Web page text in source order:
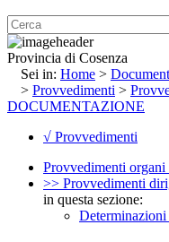
Provincia di Cosenza
Sei in: Home >
> Provvedimenti >
DOCUMENTAZIONE
√ Provvedimenti
Provvedimenti
>> Provvedimenti
in questa sezione: